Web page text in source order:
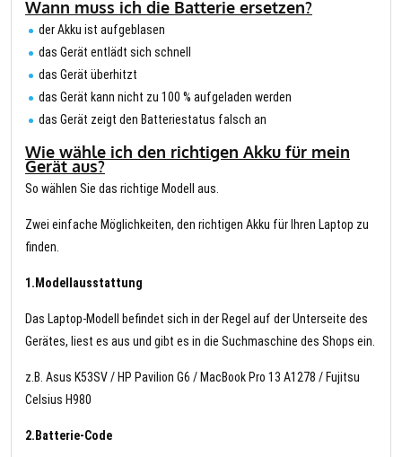
Wann muss ich die Batterie ersetzen?
der Akku ist aufgeblasen
das Gerät entlädt sich schnell
das Gerät überhitzt
das Gerät kann nicht zu 100 % aufgeladen werden
das Gerät zeigt den Batteriestatus falsch an
Wie wähle ich den richtigen Akku für mein
Gerät aus?
So wählen Sie das richtige Modell aus.
Zwei einfache Möglichkeiten, den richtigen Akku für Ihren Laptop zu
finden.
1.Modellausstattung
Das Laptop-Modell befindet sich in der Regel auf der Unterseite des
Gerätes, liest es aus und gibt es in die Suchmaschine des Shops ein.
z.B. Asus K53SV / HP Pavilion G6 / MacBook Pro 13 A1278 / Fujitsu
Celsius H980
2.Batterie-Code